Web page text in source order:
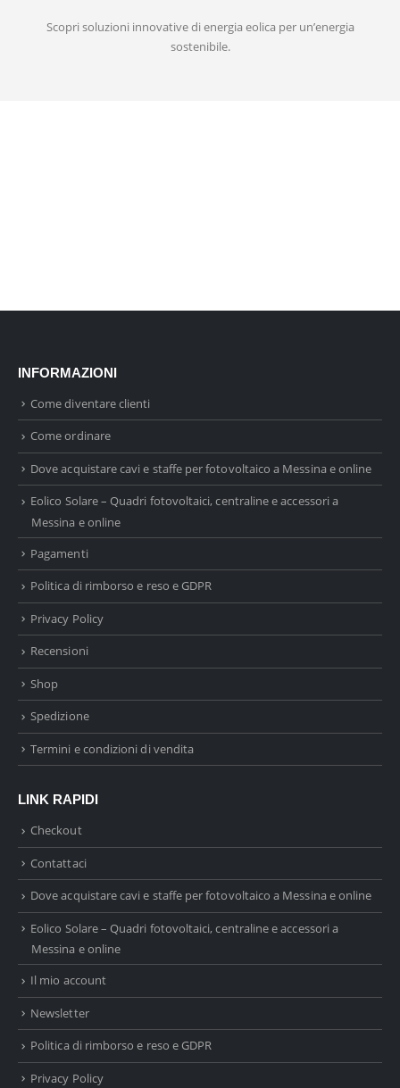
Scopri soluzioni innovative di energia eolica per un’energia
sostenibile.
INFORMAZIONI
Come diventare clienti
Come ordinare
Dove acquistare cavi e staffe per fotovoltaico a Messina e online
Eolico Solare – Quadri fotovoltaici, centraline e accessori a
Messina e online
Pagamenti
Politica di rimborso e reso e GDPR
Privacy Policy
Recensioni
Shop
Spedizione
Termini e condizioni di vendita
LINK RAPIDI
Checkout
Contattaci
Dove acquistare cavi e staffe per fotovoltaico a Messina e online
Eolico Solare – Quadri fotovoltaici, centraline e accessori a
Messina e online
Il mio account
Newsletter
Politica di rimborso e reso e GDPR
Privacy Policy